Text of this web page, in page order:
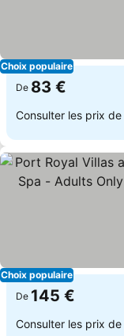
Choix populaire
De 83 €
Consulter les prix de
Choix populaire
De 145 €
Consulter les prix de